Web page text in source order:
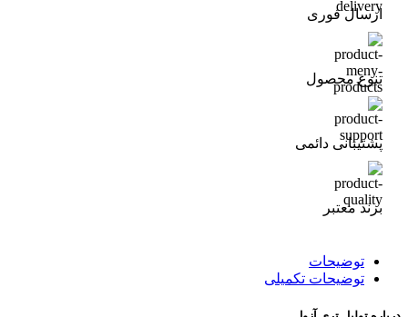
ارسال فوری
تنوع محصول
پشتیبانی دائمی
برند معتبر
توضیحات
توضیحات تکمیلی